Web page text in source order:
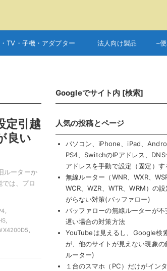
TV・子機・アダプター 法人向け製品 –
定引越
良い
ルーターか
は、プロ
Googleでサイト内 [検索]
人気の投稿とページ
パソコン、iPhone、iPad、
PS4、SwitchのIPアドレス、DNS
アドレスを手動で設定（固定）す
無線ルーター（WNR、WXR、
WCR、WZR、WTR、WRM）の
がらない対策(バッファロー)
バッファローの無線ルーターが
遅い場合の対策方法
YouTubeは見えるし、Google検
が、他のサイトが見えない現象の
ルーター)
１台のスマホ（PC）だけがイン